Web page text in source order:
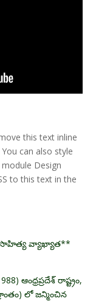
this text inline
can also style
Design
to this text in the
సాహిత్య వ్యాఖ్యాత**
ఆంధ్రప్రదేశ్ రాష్ట్రం,
లో జన్మించిన